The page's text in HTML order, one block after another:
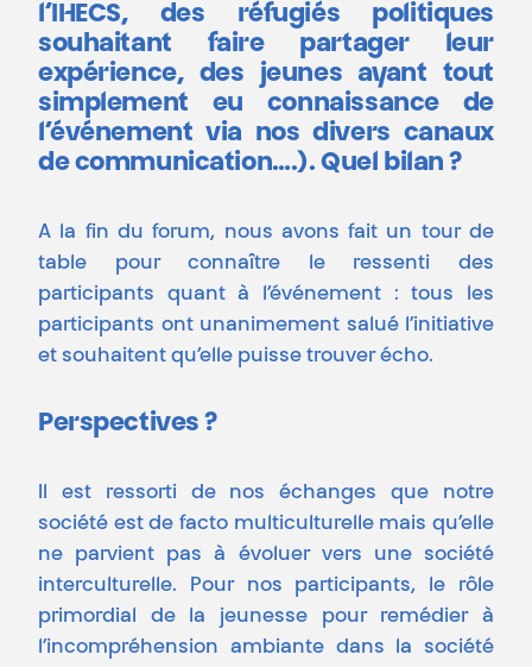
l’IHECS, des réfugiés politiques
souhaitant faire partager leur
expérience, des jeunes ayant tout
simplement eu connaissance de
l’événement via nos divers canaux
de communication….).Quel bilan ?
A la fin du forum, nous avons fait un tour de
table pour connaître le ressenti des
participants quant à l’événement : tous les
participants ont unanimement salué l’initiative
et souhaitent qu’elle puisse trouver écho.
Perspectives ?
Il est ressorti de nos échanges que notre
société est de facto multiculturelle mais qu’elle
ne parvient pas à évoluer vers une société
interculturelle. Pour nos participants, le rôle
primordial de la jeunesse pour remédier à
l’incompréhension ambiante dans la société